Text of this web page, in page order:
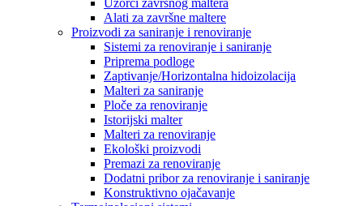
Alati za završne maltere
Proizvodi za saniranje i renoviranje
Sistemi za renoviranje i saniranje
Priprema podloge
Zaptivanje/Horizontalna hidoizolacija
Malteri za saniranje
Ploče za renoviranje
Istorijski malter
Malteri za renoviranje
Ekološki proizvodi
Premazi za renoviranje
Dodatni pribor za renoviranje i saniranje
Konstruktivno ojačavanje